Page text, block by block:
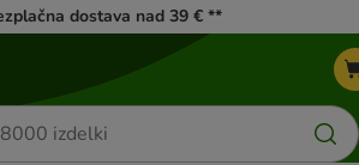
dostava nad 39 € **